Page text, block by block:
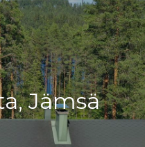
Jämsä